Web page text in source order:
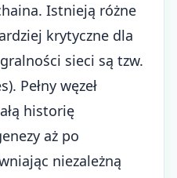
Istnieją różne
krytyczne dla
sieci są tzw.
Pełny węzeł
historię
aż po
niezależną